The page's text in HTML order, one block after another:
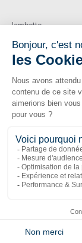
Jambette
Inscrivez-vous
En cliquant sur «
1 877 363-2687 •
Protection des